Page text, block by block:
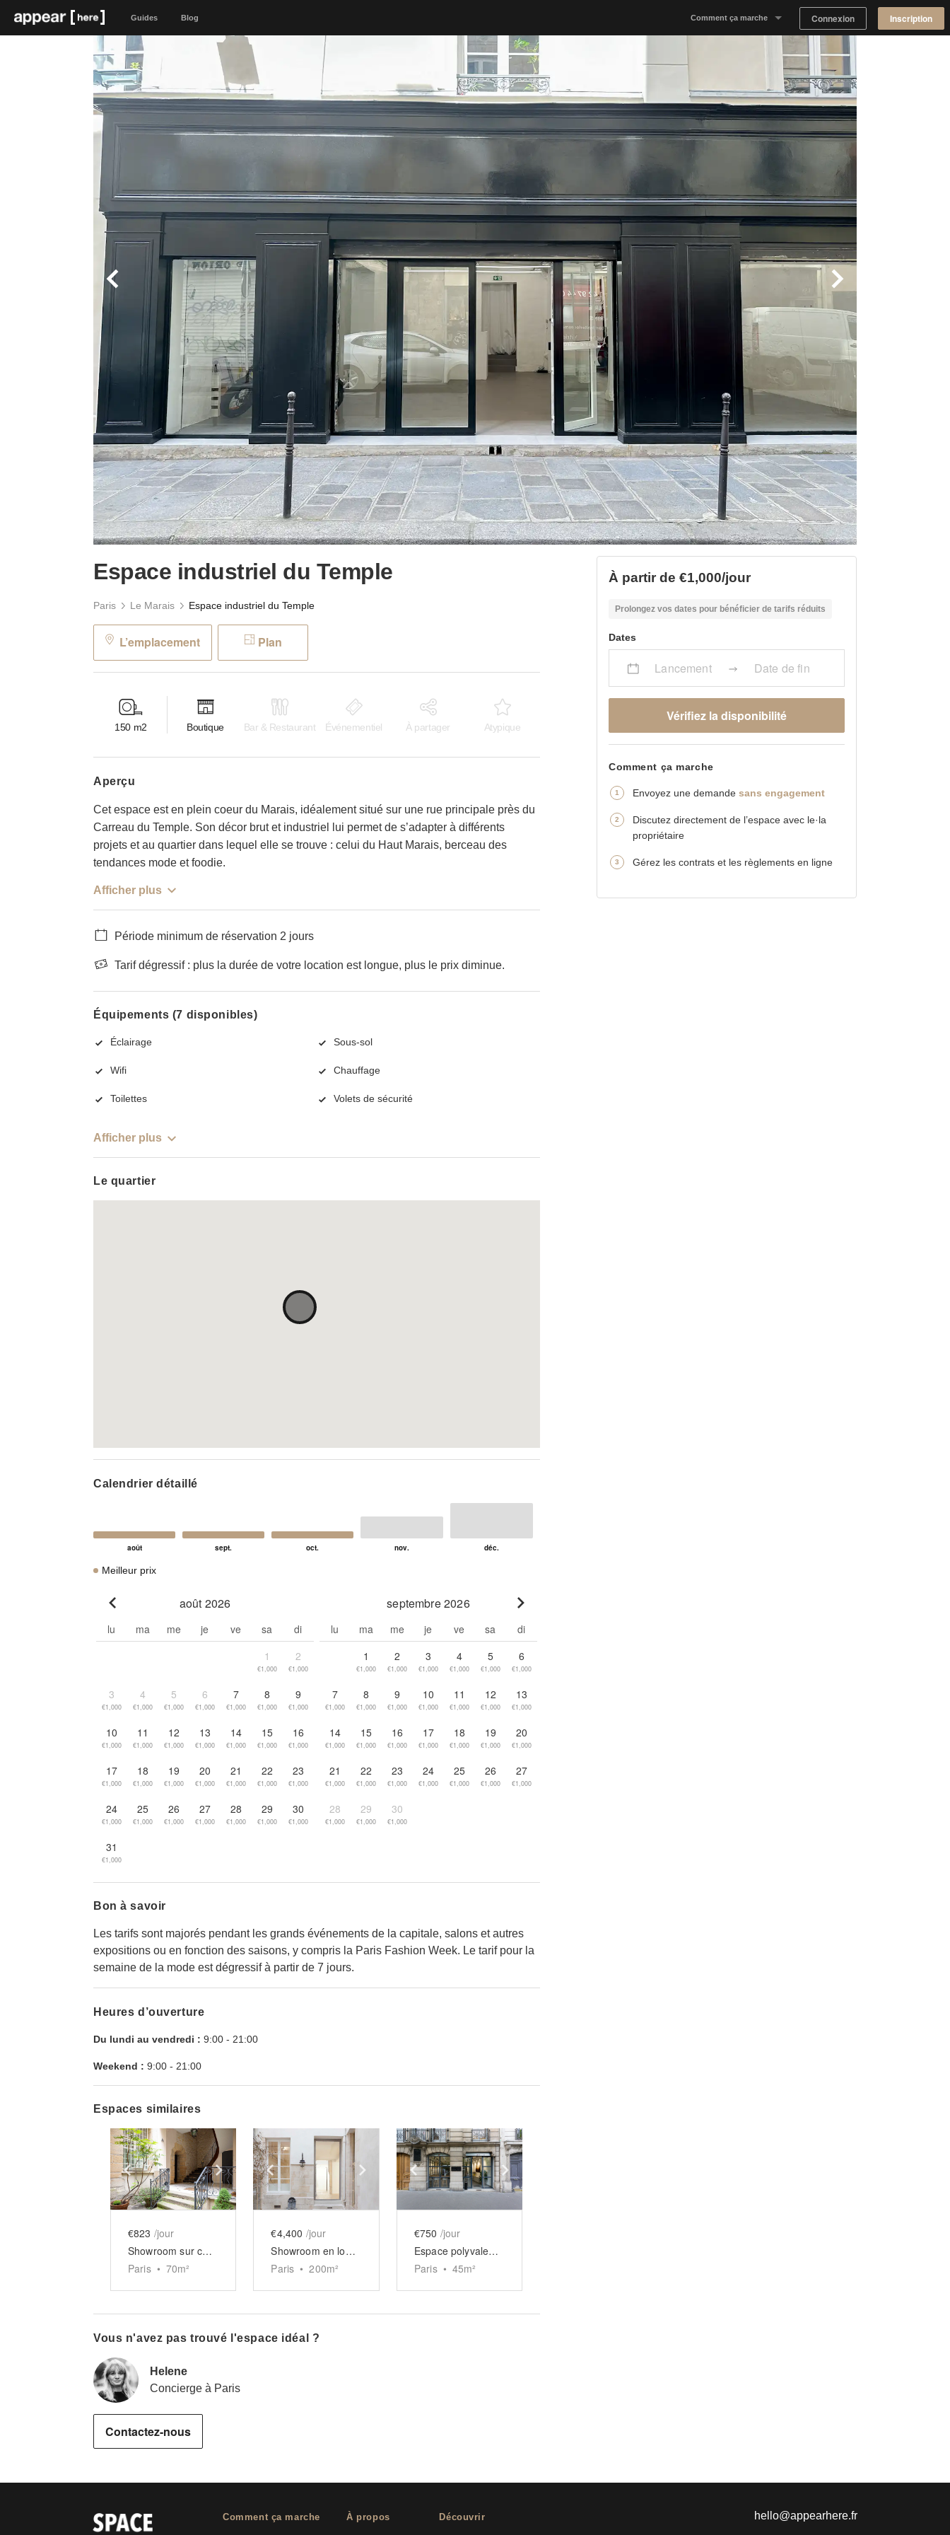
Guides Blog Comment ça marche
Proposer un espace
Tableau de Bord Propriétaire
Connexion Inscription
Espace industriel du Temple
Paris Le Marais Espace industriel du Temple
L’emplacement Plan
150 m2 Boutique Bar & Restaurant Événementiel À partager Atypique
aperçu
Cet espace est en plein coeur du Marais, idéalement situé sur une rue principale près du
Carreau du Temple. Son décor brut et industriel lui permet de s’adapter à différents
projets et au quartier dans lequel elle se trouve : celui du Haut Marais, berceau des
tendances mode et foodie.
Afficher plus
Période minimum de réservation 2 jours
Tarif dégressif : plus la durée de votre location est longue, plus le prix diminue.
Équipements (7 disponibles)
Éclairage Sous-sol
Wifi Chauffage
Toilettes Volets de sécurité
Afficher plus
Le quartier
Calendrier détaillé
Meilleur prix
août 2026
lu ma me je ve sa
di
1
€1,000
2
€1,000
3
€1,000
4
€1,000
5
€1,000
6
€1,000
7
€1,000
8
€1,000
9
€1,000
10
€1,000
11
€1,000
12
€1,000
13
€1,000
14
€1,000
15
€1,000
16
€1,000
17
€1,000
18
€1,000
19
€1,000
20
€1,000
21
€1,000
22
€1,000
23
€1,000
24
€1,000
25
€1,000
26
€1,000
27
€1,000
28
€1,000
29
€1,000
30
€1,000
31
€1,000
septembre 2026
lu ma me je ve sa
di
1
€1,000
2
€1,000
3
€1,000
4
€1,000
5
€1,000
6
€1,000
7
€1,000
8
€1,000
9
€1,000
10
€1,000
11
€1,000
12
€1,000
13
€1,000
14
€1,000
15
€1,000
16
€1,000
17
€1,000
18
€1,000
19
€1,000
20
€1,000
21
€1,000
22
€1,000
23
€1,000
24
€1,000
25
€1,000
26
€1,000
27
€1,000
28
€1,000
29
€1,000
30
€1,000
Bon à savoir
Les tarifs sont majorés pendant les grands événements de la capitale, salons et autres
expositions ou en fonction des saisons, y compris la Paris Fashion Week. Le tarif pour la
semaine de la mode est dégressif à partir de 7 jours.
Heures d’ouverture
Du lundi au vendredi : 9:00 - 21:00
Weekend : 9:00 - 21:00
Espaces similaires
Show previous slideShow next slide
€823 /jour
Showroom sur cour du Temple
Paris • 70m²
Show previous slideShow next slide
€4,400 /jour
Showroom en longueur du Haut-Marais
Paris • 200m²
Show previous slide
€750 /jour
Espace polyvalent Haut-Marais
Paris • 45m²
Vous n'avez pas trouvé l'espace idéal ?
Helene
Concierge à Paris
Contactez-nous
À partir de €1,000/jour
Prolongez vos dates pour bénéficier de tarifs réduits
Dates
Lancement Date de fin
Vérifiez la disponibilité
Comment ça marche
Envoyez une demandesans engagement
Discutez directement de l’espace avec le·la
propriétaire
Gérez les contrats et les règlements en ligne
Comment ça marche À propos Découvrir hello@appearhere.fr